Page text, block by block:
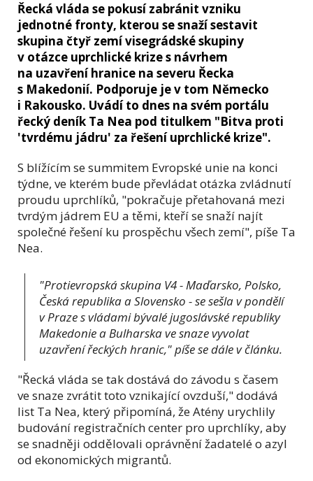
Řecká vláda se pokusí zabránit vzniku
jednotné fronty, kterou se snaží sestavit
skupina čtyř zemí visegrádské skupiny
v otázce uprchlické krize s návrhem
na uzavření hranice na severu Řecka
s Makedonií. Podporuje je v tom Německo
i Rakousko. Uvádí to dnes na svém portálu
řecký deník Ta Nea pod titulkem "Bitva proti
'tvrdému jádru' za řešení uprchlické krize".
S blížícím se summitem Evropské unie na konci
týdne, ve kterém bude převládat otázka zvládnutí
proudu uprchlíků, "pokračuje přetahovaná mezi
tvrdým jádrem EU a těmi, kteří se snaží najít
společné řešení ku prospěchu všech zemí", píše Ta
Nea.
"Protievropská skupina V4 - Maďarsko, Polsko,
Česká republika a Slovensko - se sešla v pondělí
v Praze s vládami bývalé jugoslávské republiky
Makedonie a Bulharska ve snaze vyvolat
uzavření řeckých hranic," píše se dále v článku.
"Řecká vláda se tak dostává do závodu s časem
ve snaze zvrátit toto vznikající ovzduší," dodává
list Ta Nea, který připomíná, že Atény urychlily
budování registračních center pro uprchlíky, aby
se snadněji oddělovali oprávnění žadatelé o azyl
od ekonomických migrantů.